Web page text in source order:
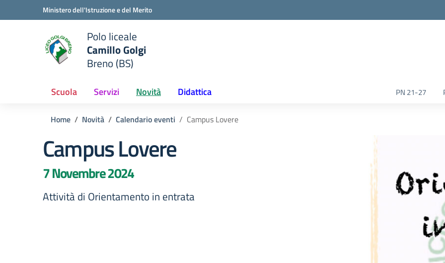
Vai ai contenuti
Vai al menu di navigazioneMinistero dell'Istruzione e del Merito
scuola
Polo liceale
Camillo Golgi
Breno (BS)
Scuola Servizi Novità Didattica PN 21-27
Home Novità Calendario eventi Campus Lovere
Campus Lovere
7 Novembre 2024
Attività di Orientamento in entrata